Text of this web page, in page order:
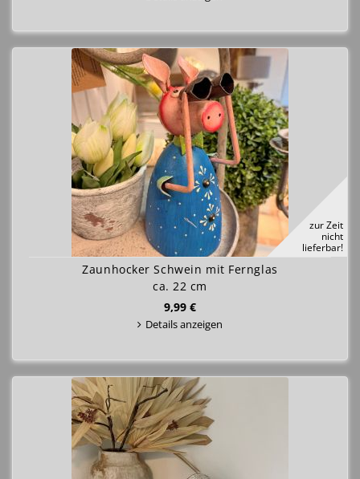
zur Zeit
nicht
lieferbar!
Zaunhocker Schwein mit Fernglas
ca. 22 cm
9,99 €
Details anzeigen